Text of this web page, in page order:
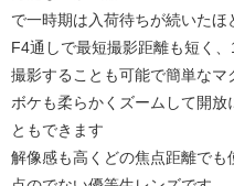
で一時期は入荷待ちが続いたほ
F4通しで最短撮影距離も短く
撮影することも可能で簡単なマ
ボケも柔らかくズームして開放
ともできます
解像感も高くどの焦点距離で